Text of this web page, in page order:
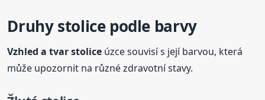
Druhystolicepodle barvy
Vzhled a tvarstolice úzce souvisí s její barvou, která
může upozornit na různé zdravotní stavy.